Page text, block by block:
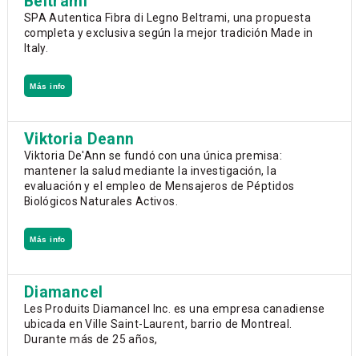
SPA Autentica Fibra di Legno Beltrami, una propuesta
completa y exclusiva según la mejor tradición Made in
Italy.
Más info
Viktoria Deann
Viktoria De'Ann se fundó con una única premisa:
mantener la salud mediante la investigación, la
evaluación y el empleo de Mensajeros de Péptidos
Biológicos Naturales Activos.
Más info
Diamancel
Les Produits Diamancel Inc. es una empresa canadiense
ubicada en Ville Saint-Laurent, barrio de Montreal.
Durante más de 25 años,